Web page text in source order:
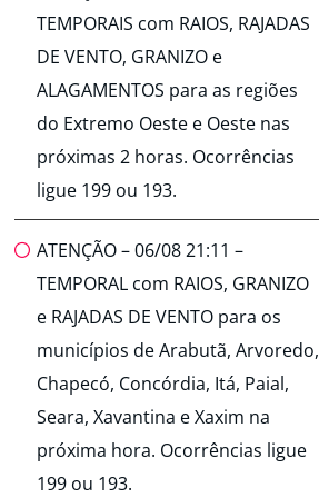
TEMPORAIS com RAIOS, RAJADAS
DE VENTO, GRANIZO e
ALAGAMENTOS para as regiões
do Extremo Oeste e Oeste nas
próximas 2 horas. Ocorrências
ligue 199 ou 193.
ATENÇÃO – 06/08 21:11 –
TEMPORAL com RAIOS, GRANIZO
e RAJADAS DE VENTO para os
municípios de Arabutã, Arvoredo,
Chapecó, Concórdia, Itá, Paial,
Seara, Xavantina e Xaxim na
próxima hora. Ocorrências ligue
199 ou 193.